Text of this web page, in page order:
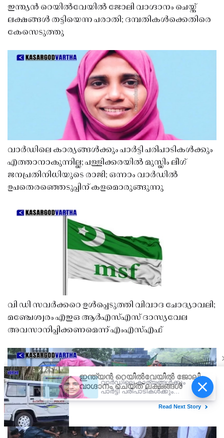
ഇന്ത്യൻ റെയിൽവേയിൽ ജോലി വാഗ്ദാനം ചെയ്ത്
ലക്ഷങ്ങൾ തട്ടിയെന്ന പരാതി; ദമ്പതികൾക്കെതിരെ
കേസെടുത്തു
വാർഡിലെ കാര്യങ്ങൾക്കും പാർട്ടി പരിപാടികൾക്കും
എത്താനാകുന്നില്ല; പള്ളിക്കരയിൽ മുസ്ലിം ലീഗ്
ജനപ്രതിനിധിയുടെ രാജി; ഒന്നാം വാർഡിൽ
ഉപതെരഞ്ഞെടുപ്പിന് കളമൊരുങ്ങുന്നു
വി ഡി സവർക്കറെ ഉൾപ്പെടുത്തി വിവാദ ചോദ്യാവലി;
മഞ്ചേശ്വരം എഇഒ ആർഎസ്എസ് ദാസ്യവേല
അവസാനിപ്പിക്കണമെന്ന് എംഎസ്എഫ്
വാർഡിലെ കാര്യങ്ങൾക്കും
പാർട്ടി പരിപാടികൾക്കും
എത്താനാകുന്നില്ല;
പള്ളിക്കരയിൽ മുസ്ലിം ലീഗ്
ഒന്നാം വാർഡിൽ
ഉപതെരഞ്ഞെടുപ്പിന്